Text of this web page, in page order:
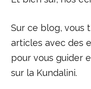
Sur ce blog, vous
articles avec des
pour vous guider
sur la Kundalini.